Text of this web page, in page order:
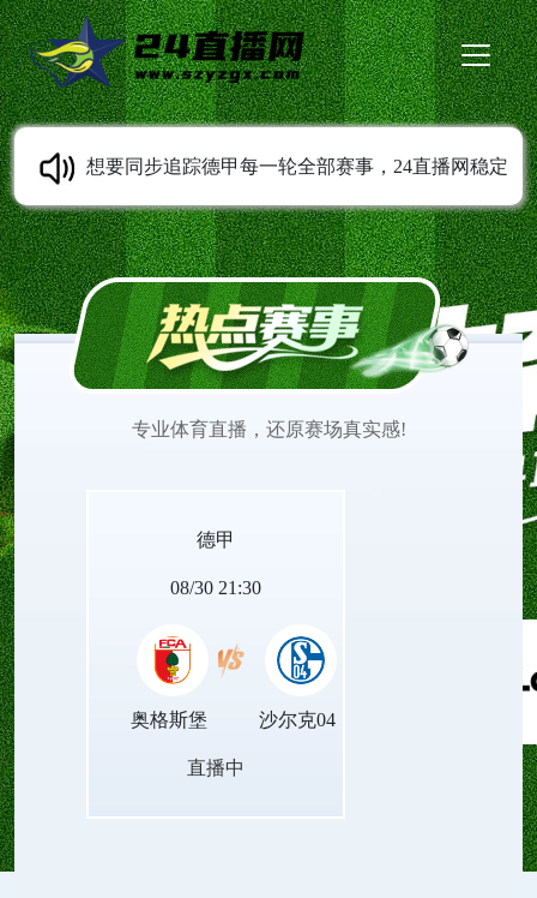
想要同步追踪德甲每一轮全部赛事，24直播网稳定
提供德甲直播服务。免费无插件高清直播随时可以
观看，多条线路灵活切换。平台持续同步赛程变动
专业体育直播，还原赛场真实感!
德甲
08/30 21:30
奥格斯堡 沙尔克04
直播中